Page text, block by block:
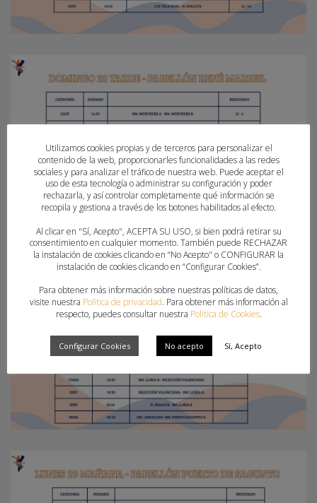
Utilizamos cookies propias y de terceros para personalizar el
contenido de la web, proporcionarles funcionalidades a las redes
sociales y para analizar el tráfico de nuestra web. Puede aceptar el
uso de esta tecnología o administrar su configuración y poder
rechazarla, y así controlar completamente qué información se
recopila y gestiona a través de los botones habilitados al efecto.
Al clicar en "Sí, Acepto", ACEPTA SU USO, si bien podrá retirar su
consentimiento en cualquier momento. También puede RECHAZAR
la instalación de cookies clicando en “No Acepto" o CONFIGURAR la
instalación de cookies clicando en “Configurar Cookies”.
Para obtener más información sobre nuestras políticas de datos,
visite nuestra Política de privacidad. Para obtener más información al
respecto, puedes consultar nuestra Política de Cookies.
Configurar Cookies No acepto Sí, Acepto